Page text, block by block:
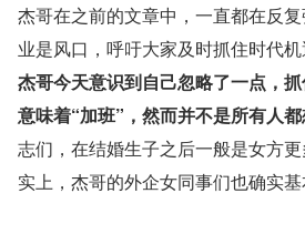
杰哥在之前的文章中，一直都在反
业是风口，呼吁大家及时抓住时代机
杰哥今天意识到自己忽略了一点，
意味着“加班”，然而并不是所有人都
志们，在结婚生子之后一般是女方
实上，杰哥的外企女同事们也确实基